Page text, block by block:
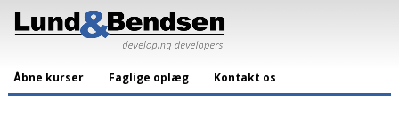
Åbne kurser Faglige oplæg Kontakt os